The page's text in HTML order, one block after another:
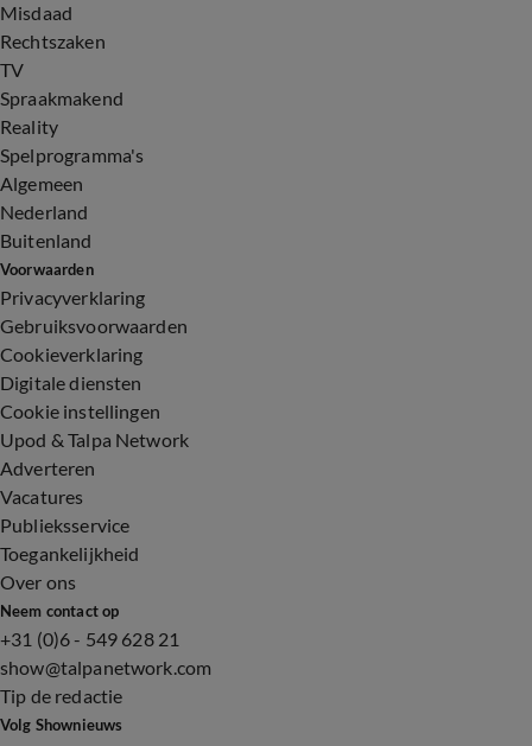
Misdaad
Rechtszaken
TV
Spraakmakend
Reality
Spelprogramma's
Algemeen
Nederland
Buitenland
Voorwaarden
Privacyverklaring
Gebruiksvoorwaarden
Cookieverklaring
Digitale diensten
Cookie instellingen
Upod & Talpa Network
Adverteren
Vacatures
Publieksservice
Toegankelijkheid
Over ons
Neem contact op
+31 (0)6 - 549 628 21
show@talpanetwork.com
Tip de redactie
Volg Shownieuws